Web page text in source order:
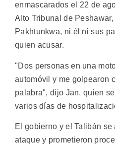
enmascarados el 22 de
Alto Tribunal de
Pakhtunkwa, ni él ni sus
quien acusar.
"Dos personas en una
automóvil y me golpearon
palabra", dijo Jan, quien
varios días de
El gobierno y el Talibán se
ataque y prometieron